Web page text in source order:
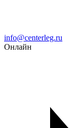
Email
info@centerleg.ru
Онлайн